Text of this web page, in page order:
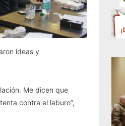
ideas y
Me dicen que
contra el laburo”,